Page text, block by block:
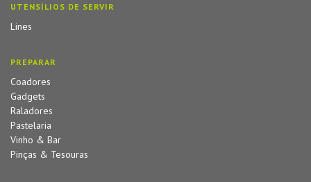
UTENSÍLIOS DE SERVIR
Lines
PREPARAR
Coadores
Gadgets
Raladores
Pastelaria
Vinho & Bar
Pinças & Tesouras